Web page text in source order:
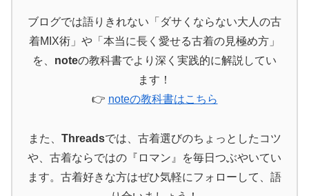
ブログでは語りきれない「ダサくならない大人の古
着MIX術」や「本当に長く愛せる古着の見極め方」
を、 noteの教科書でより深く実践的に解説してい
ます！
👉 noteの教科書はこちら
また、 Threadsでは、古着選びのちょっとしたコツ
や、古着ならではの『ロマン』を毎日つぶやいてい
ます。古着好きな方はぜひ気軽にフォローして、語